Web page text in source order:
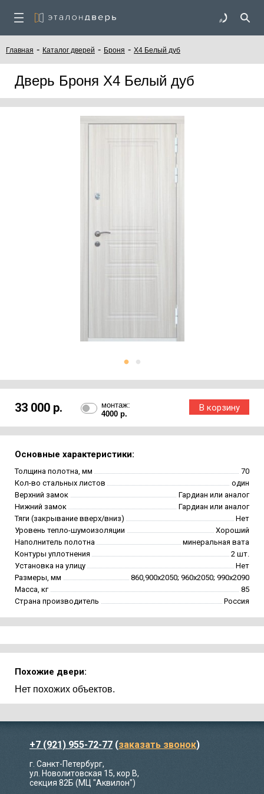
Главная - Каталог дверей - Броня - Х4 Белый дуб
Дверь Броня Х4 Белый дуб
33 000 р.
монтаж:
4000 р.
Основные характеристики:
Толщина полотна, мм
70
Кол-во стальных листов
один
Верхний замок
Гардиан или аналог
Нижний замок
Гардиан или аналог
Тяги (закрывание вверх/вниз)
Нет
Уровень тепло-шумоизоляции
Хороший
Наполнитель полотна
минеральная вата
Контуры уплотнения
2 шт.
Установка на улицу
Нет
Размеры, мм
860,900х2050; 960х2050; 990х2090
Масса, кг
85
Страна производитель
Россия
Похожие двери:
Нет похожих объектов.
+7 (921) 955-72-77 (заказать звонок)
г. Санкт-Петербург,
ул. Новолитовская 15, кор В,
секция 82Б (МЦ "Аквилон")